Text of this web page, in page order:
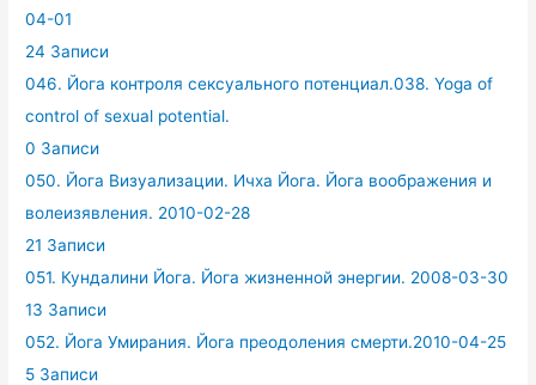
04-01
24 Записи
046. Йога контроля сексуального потенциал.038. Yoga of
control of sexual potential.
0 Записи
050. Йога Визуализации. Ичха Йога. Йога воображения и
волеизявления. 2010-02-28
21 Записи
051. Кундалини Йога. Йога жизненной энергии. 2008-03-30
13 Записи
052. Йога Умирания. Йога преодоления смерти.2010-04-25
5 Записи